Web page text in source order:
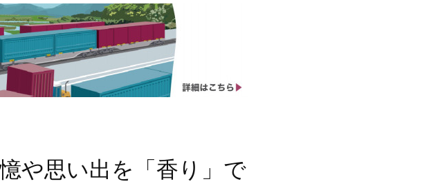
や思い出を「香り」で